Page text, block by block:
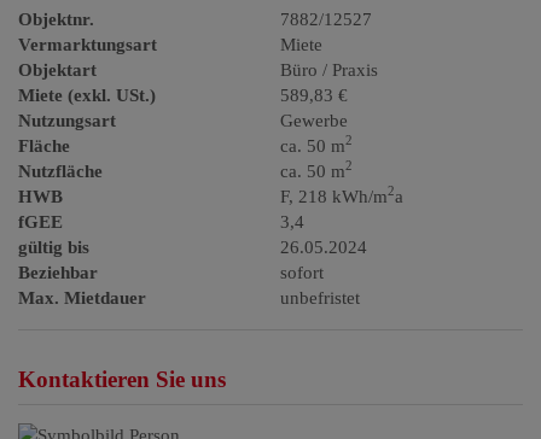
Objektnr.
7882/12527
Vermarktungsart
Miete
Objektart
Büro / Praxis
Miete (exkl. USt.)
589,83 €
Nutzungsart
Gewerbe
Fläche
ca. 50 m2
Nutzfläche ca. 50 m2
HWB F, 218 kWh/m2a
fGEE
3,4
gültig bis
26.05.2024
Beziehbar
sofort
Max. Mietdauer
unbefristet
Kontaktieren Sie uns